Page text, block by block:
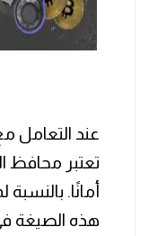
عند التعامل
تعتبر محافظ
أمانًا.
هذه الصيغة